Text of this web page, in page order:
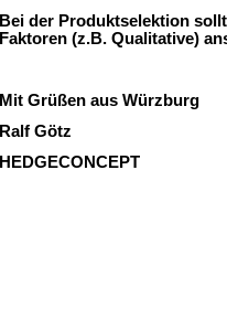
Bei der Produktselektion
Faktoren (z.B. Qualitative)
Mit Grüßen aus Würzburg
Ralf Götz
HEDGECONCEPT